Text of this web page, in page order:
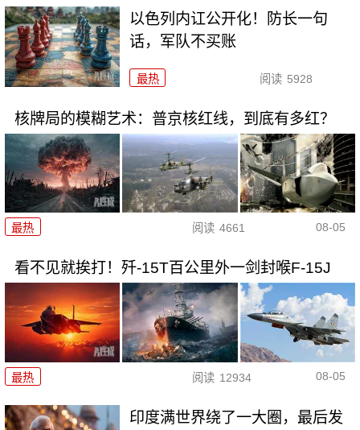
以色列内讧公开化！防长一句
话，军队不买账
最热 阅读 5928
核牌局的模糊艺术：普京核红线，到底有多红？
最热 阅读 4661 08-05
看不见就挨打！歼-15T百公里外一剑封喉F-15J
最热 阅读 12934 08-05
印度满世界绕了一大圈，最后发